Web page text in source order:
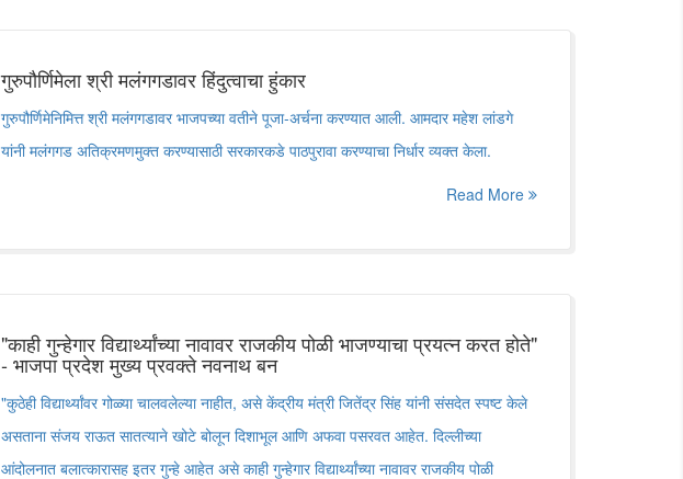
गुरुपौर्णिमेला श्री मलंगगडावर हिंदुत्वाचा हुंकार
गुरुपौर्णिमेनिमित्त श्री मलंगगडावर भाजपच्या वतीने पूजा-अर्चना करण्यात आली. आमदार महेश लांडगे
यांनी मलंगगड अतिक्रमणमुक्त करण्यासाठी सरकारकडे पाठपुरावा करण्याचा निर्धार व्यक्त केला.
Read More
"काही गुन्हेगार विद्यार्थ्यांच्या नावावर राजकीय पोळी भाजण्याचा प्रयत्न करत होते"
- भाजपा प्रदेश मुख्य प्रवक्ते नवनाथ बन
"कुठेही विद्यार्थ्यांवर गोळ्या चालवलेल्या नाहीत, असे केंद्रीय मंत्री जितेंद्र सिंह यांनी संसदेत स्पष्ट केले
असताना संजय राऊत सातत्याने खोटे बोलून दिशाभूल आणि अफवा पसरवत आहेत. दिल्लीच्या
आंदोलनात बलात्कारासह इतर गुन्हे आहेत असे काही गुन्हेगार विद्यार्थ्यांच्या नावावर राजकीय पोळी